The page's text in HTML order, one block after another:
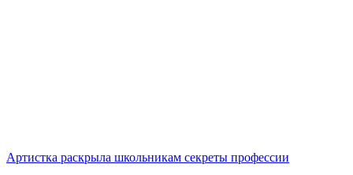
Артистка раскрыла школьникам секреты профессии